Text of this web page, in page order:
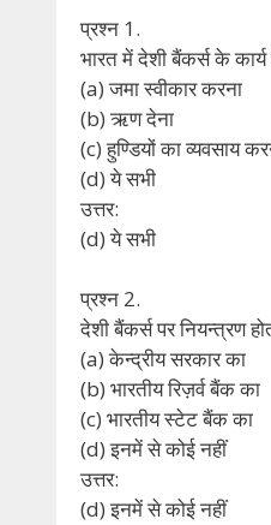
प्रश्न 1.
भारत में देशी बैंकर्स के कार्य
(a) जमा स्वीकार करना
(b) ऋण देना
(c) हुण्डियों का व्यवसाय
(d) ये सभी
उत्तर:
(d) ये सभी
प्रश्न 2.
देशी बैंकर्स पर नियन्त्रण
(a) केन्द्रीय सरकार का
(b) भारतीय रिज़र्व बैंक का
(c) भारतीय स्टेट बैंक का
(d) इनमें से कोई नहीं
उत्तर:
(d) इनमें से कोई नहीं